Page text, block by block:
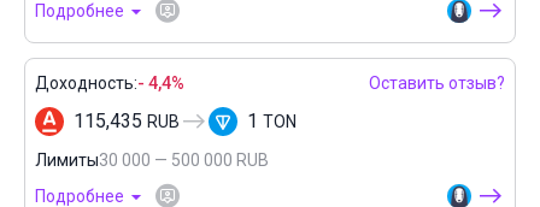
Подробнее
Доходность:- 4,4% Оставить отзыв?
115,435 RUB 1 TON
Лимиты30 000 — 500 000 RUB
Подробнее